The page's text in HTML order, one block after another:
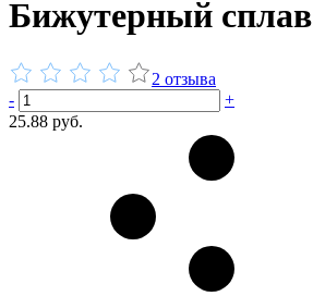
Бижутерный сплав
2 отзыва
-
+
25.88 руб.